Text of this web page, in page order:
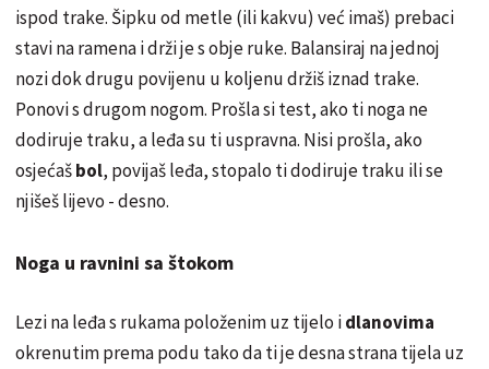
ispod trake. Šipku od metle (ilikakvu) već imaš) prebaci
stavi na ramena i drži je s obje ruke. Balansiraj na jednoj
nozi dok drugu povijenu u koljenu držišiznad trake.
Ponovi s drugom nogom. Prošla si test, ako ti noga ne
dodiruje traku, a leđa su ti uspravna. Nisi prošla, ako
osjećašbol, povijaš leđa, stopalo ti dodiruje traku ili se
njišeš lijevo - desno.
Noga u ravnini sa štokom
Lezi na leđa s rukama položenim uz tijelo idlanovima
okrenutim prema podu tako da ti je desna strana tijela uz